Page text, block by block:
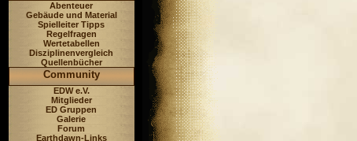
Abenteuer
Gebäude und Material
Spielleiter Tipps
Regelfragen
Wertetabellen
Disziplinenvergleich
Quellenbücher
Community
EDW e.V.
Mitglieder
ED Gruppen
Galerie
Forum
Earthdawn-Links